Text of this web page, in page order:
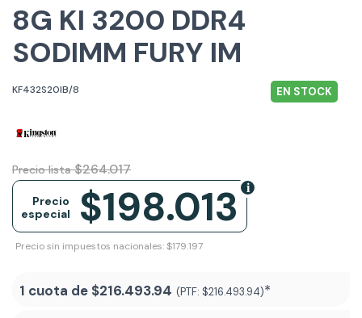
8G KI 3200 DDR4
SODIMM FURY IM
KF432S20IB/8 EN STOCK
Precio lista $264.017
$198.013
Precio
especial
Precio sin impuestos nacionales: $179.197
1 cuota de $216.493.94 (PTF: $216.493.94)*